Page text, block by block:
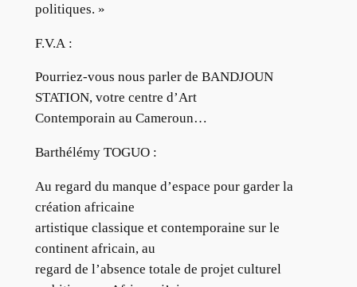
politiques. »
F.V.A :
Pourriez-vous nous parler de BANDJOUN
STATION, votre centre d’Art
Contemporain au Cameroun…
Barthélémy TOGUO :
Au regard du manque d’espace pour garder la
création africaine
artistique classique et contemporaine sur le
continent africain, au
regard de l’absence totale de projet culturel